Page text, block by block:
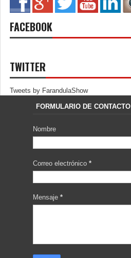
FACEBOOK
TWITTER
Tweets by FarandulaShow
FORMULARIO DE CONTACTO
Nombre
Correo electrónico *
Mensaje *